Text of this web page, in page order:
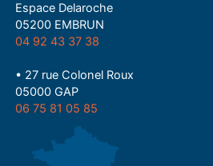
Espace Delaroche
05200 EMBRUN
04 92 43 37 38
• 27 rue Colonel Roux
05000 GAP
06 75 81 05 85